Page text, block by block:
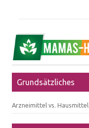
Grundsätzliches
Arzneimittel vs. Hausmittel